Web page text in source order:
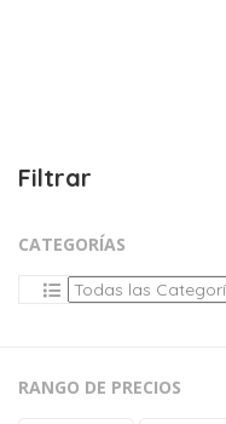
Filtrar
CATEGORÍAS
RANGO DE PRECIOS